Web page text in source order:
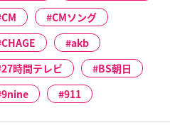
CM
CMソング
CHAGE
akb
27時間テレビ
BS朝日
9nine
911